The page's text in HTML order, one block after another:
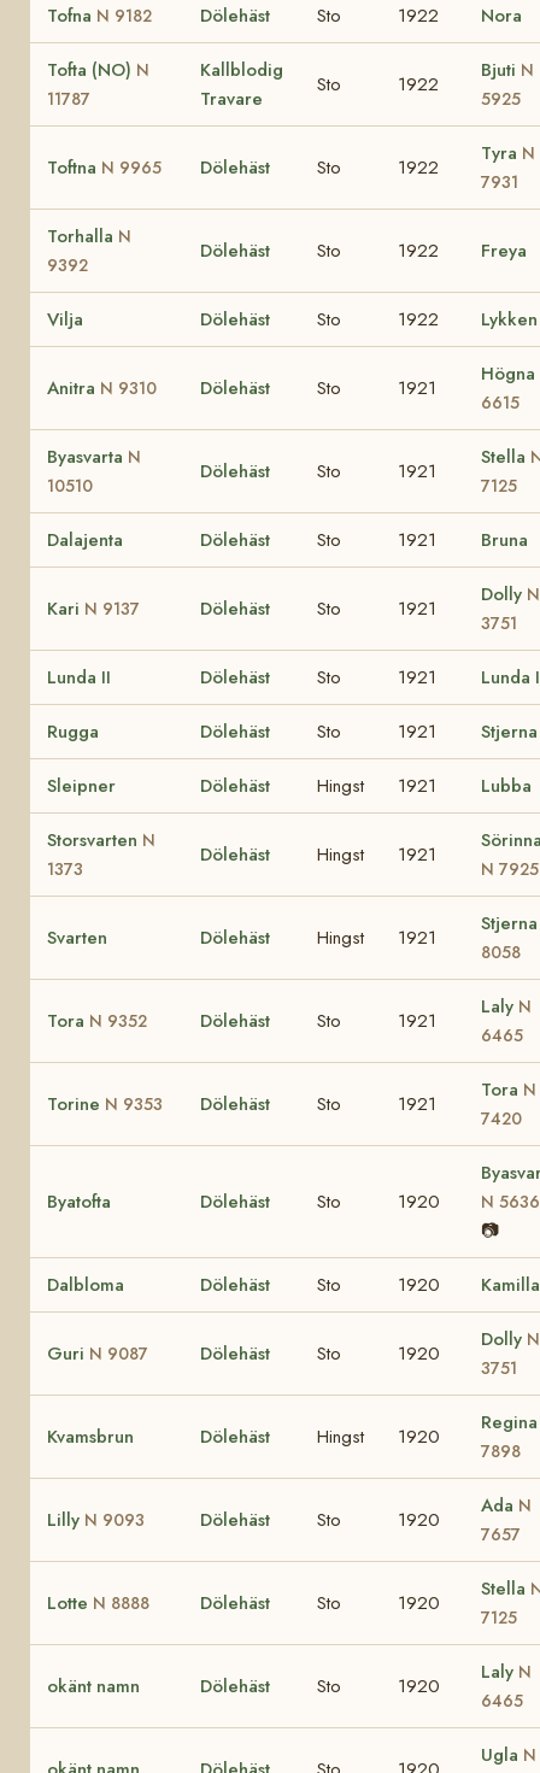
Tofna N 9182 Dölehäst Sto 1922 Nora
Tofta (NO) N
11787
Kallblodig
Travare
Sto 1922
Bjuti N
5925
Toftna N 9965 Dölehäst Sto 1922
Tyra N
7931
Torhalla N
9392
Dölehäst Sto 1922 Freya
Vilja Dölehäst Sto 1922 Lykken
Anitra N 9310 Dölehäst Sto 1921
Högna
6615
Byasvarta N
10510
Dölehäst Sto 1921
Stella
7125
Dalajenta Dölehäst Sto 1921 Bruna
Kari N 9137 Dölehäst Sto 1921
Dolly N
3751
Lunda II Dölehäst Sto 1921 Lunda I
Rugga Dölehäst Sto 1921 Stjerna
Sleipner Dölehäst Hingst 1921 Lubba
Storsvarten N
1373
Dölehäst Hingst 1921
N 7925
Svarten Dölehäst Hingst 1921
8058
Tora N 9352 Dölehäst Sto 1921
Laly N
6465
Torine N 9353 Dölehäst Sto 1921
Tora N
7420
Byatofta Dölehäst Sto 1920 N 5636
📷
Dalbloma Dölehäst Sto 1920 Kamilla
Guri N 9087 Dölehäst Sto 1920
Dolly N
3751
Kvamsbrun Dölehäst Hingst 1920
7898
Lilly N 9093 Dölehäst Sto 1920
Ada N
7657
Lotte N 8888 Dölehäst Sto 1920
Stella
7125
okänt namn Dölehäst Sto 1920
Laly N
6465
Ugla N